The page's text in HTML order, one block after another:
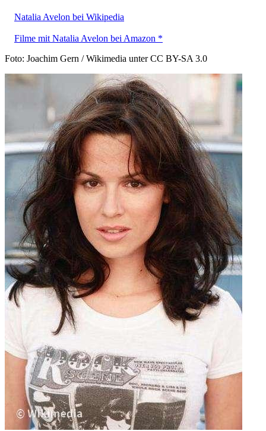
Natalia Avelon bei Wikipedia
Filme mit Natalia Avelon bei Amazon *
Foto: Joachim Gern / Wikimedia unter CC BY-SA 3.0